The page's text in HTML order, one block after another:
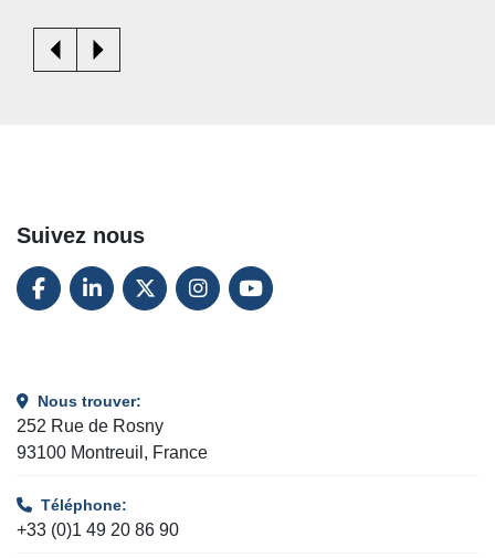
Suivez nous
FACEBOOK
LINKEDINTWITTERINSTAGRAM
YOUTUBE
Nous trouver:
252 Rue de Rosny
93100 Montreuil, France
Téléphone:
+33 (0)1 49 20 86 90